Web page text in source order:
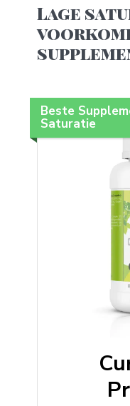
Lage
Beste
Saturatie